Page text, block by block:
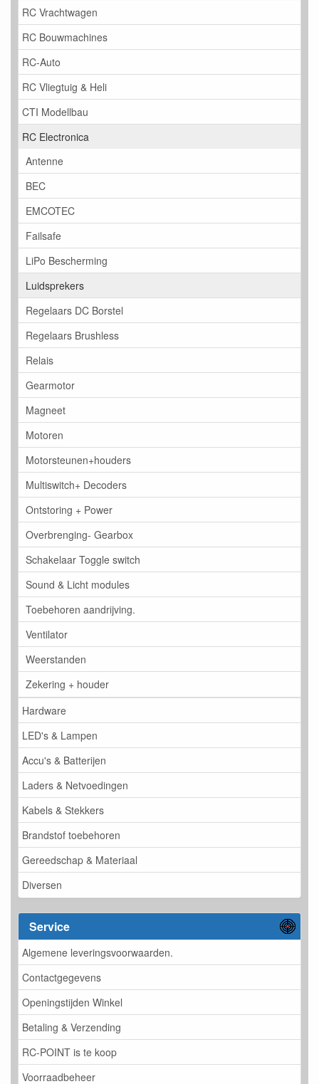
RC Vrachtwagen
RC Bouwmachines
RC-Auto
RC Vliegtuig & Heli
CTI Modellbau
RC Electronica
Antenne
BEC
EMCOTEC
Failsafe
LiPo Bescherming
Luidsprekers
Regelaars DC Borstel
Regelaars Brushless
Relais
Gearmotor
Magneet
Motoren
Motorsteunen+houders
Multiswitch+ Decoders
Ontstoring + Power
Overbrenging- Gearbox
Schakelaar Toggle switch
Sound & Licht modules
Toebehoren aandrijving.
Ventilator
Weerstanden
Zekering + houder
Hardware
LED's & Lampen
Accu's & Batterijen
Laders & Netvoedingen
Kabels & Stekkers
Brandstof toebehoren
Gereedschap & Materiaal
Diversen
Service
Algemene leveringsvoorwaarden.
Contactgegevens
Openingstijden Winkel
Betaling & Verzending
RC-POINT is te koop
Voorraadbeheer